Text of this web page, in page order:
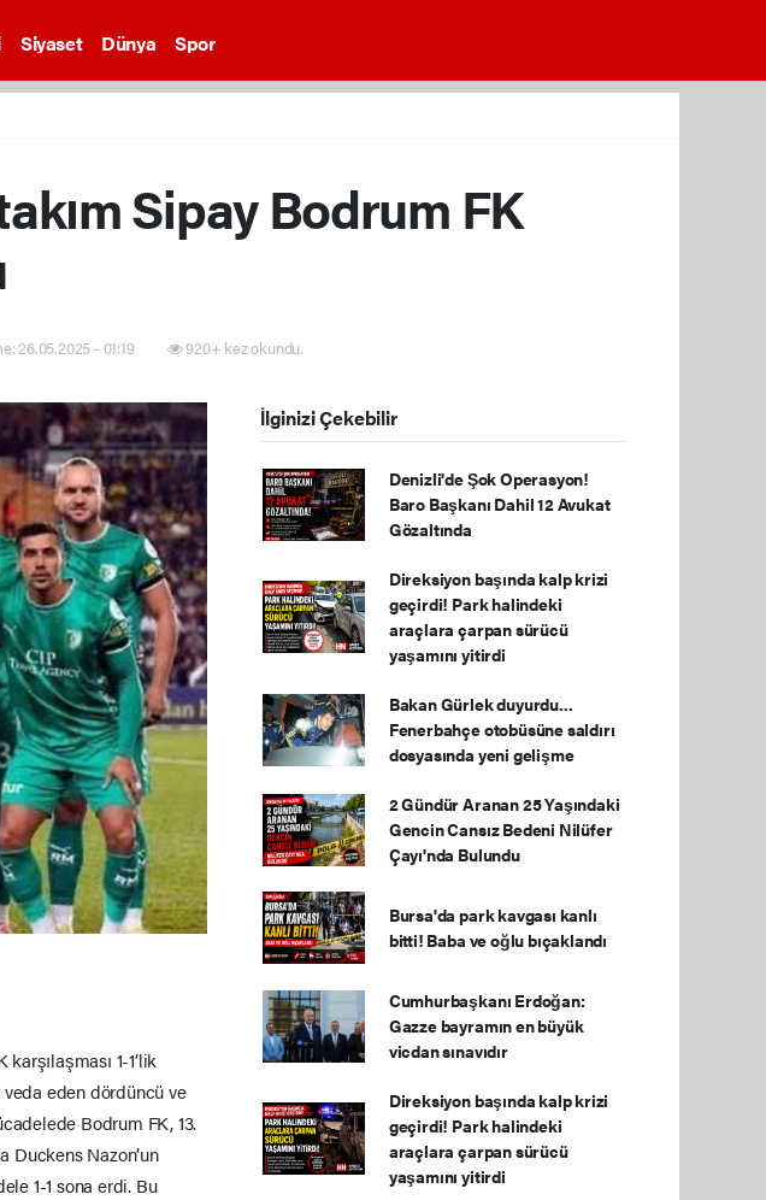
Siyaset Dünya Spor
Sipay Bodrum FK
26.05.2025 - 01:19 920+ kez okundu.
1-1’lik
eden dördüncü ve
Bodrum FK, 13.
Duckens Nazon’un
1-1 sona erdi. Bu
İlginizi Çekebilir
Denizli'de Şok Operasyon!
Baro Başkanı Dahil 12 Avukat
Gözaltında
Direksiyon başında kalp krizi
geçirdi! Park halindeki
araçlara çarpan sürücü
yaşamını yitirdi
Bakan Gürlek duyurdu...
Fenerbahçe otobüsüne saldırı
dosyasında yeni gelişme
2 Gündür Aranan 25 Yaşındaki
Gencin Cansız Bedeni Nilüfer
Çayı'nda Bulundu
Bursa'da park kavgası kanlı
bitti! Baba ve oğlu bıçaklandı
Cumhurbaşkanı Erdoğan:
Gazze bayramın en büyük
vicdan sınavıdır
Direksiyon başında kalp krizi
geçirdi! Park halindeki
araçlara çarpan sürücü
yaşamını yitirdi